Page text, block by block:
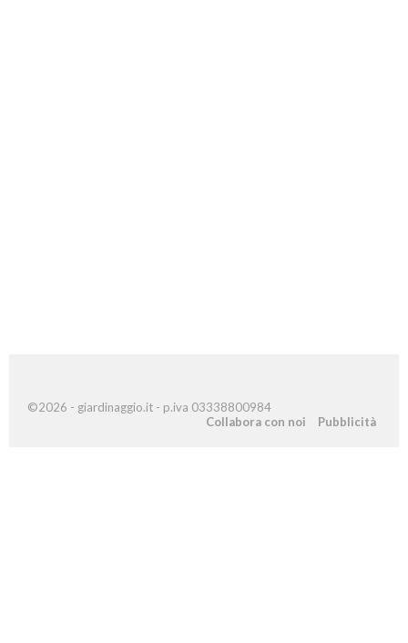
©2026 - giardinaggio.it - p.iva 03338800984
Collabora con noi
Pubblicità